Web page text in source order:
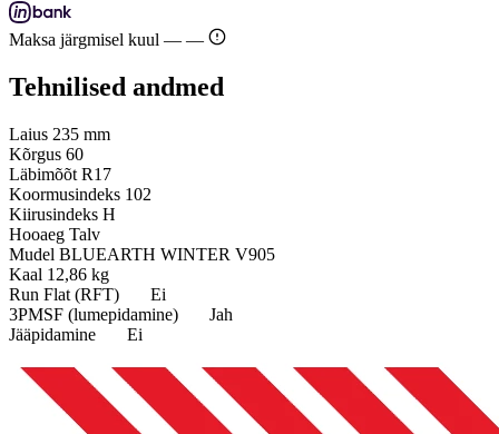
Maksa järgmisel kuul — —
Tehnilised andmed
Laius 235 mm
Kõrgus 60
Läbimõõt R17
Koormusindeks 102
Kiirusindeks H
Hooaeg Talv
Mudel BLUEARTH WINTER V905
Kaal 12,86 kg
Run Flat (RFT)
Ei
3PMSF (lumepidamine)
Jah
Jääpidamine
Ei